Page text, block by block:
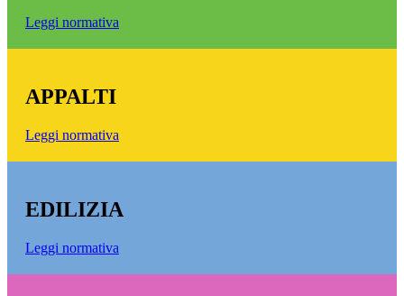
Leggi normativa
APPALTI
Leggi normativa
EDILIZIA
Leggi normativa